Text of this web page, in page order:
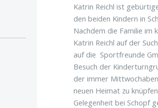
Katrin Reichl ist
den beiden Kindern in
Nachdem die Familie im
Katrin Reichl auf der
auf die Sportfreunde
Besuch der
der immer
neuen Heimat zu
Gelegenheit bei Schopf